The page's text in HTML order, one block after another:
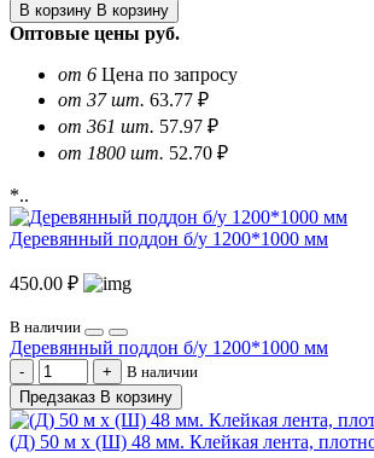
В корзину В корзину
Оптовые цены руб.
от 6 Цена по запросу
от 37 шт. 63.77 ₽
от 361 шт. 57.97 ₽
от 1800 шт. 52.70 ₽
*..
Деревянный поддон б/у 1200*1000 мм
450.00 ₽
В наличии
Деревянный поддон б/у 1200*1000 мм
В наличии
Предзаказ В корзину
(Д) 50 м х (Ш) 48 мм. Клейкая лента,